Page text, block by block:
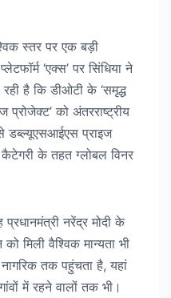
स्तर पर एक बड़ी
‘एक्स’ पर सिंधिया ने
है कि डीओटी के ‘समृद्ध
प्रोजेक्ट’ को अंतरराष्ट्रीय
प्राइज
के तहत ग्लोबल विनर
नरेंद्र मोदी के
मिली वैश्विक मान्यता भी
तक पहुंचता है, यहां
में रहने वालों तक भी।